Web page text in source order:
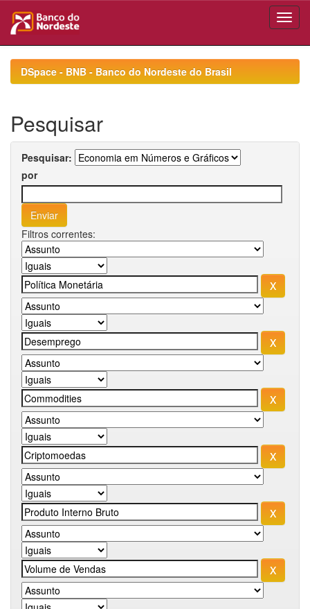
navigationDSpace - BNB - Banco do Nordeste do Brasil
Pesquisar
Pesquisar:
por
Filtros correntes: